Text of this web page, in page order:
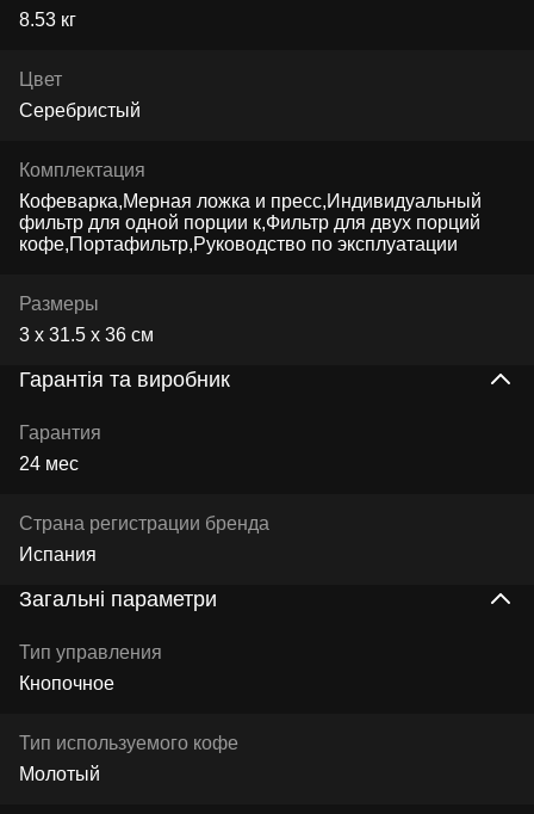
8.53 кг
Цвет
Серебристый
Комплектация
Кофеварка,Мерная ложка и пресс,Индивидуальный
фильтр для одной порции к,Фильтр для двух порций
кофе,Портафильтр,Руководство по эксплуатации
Размеры
3 х 31.5 х 36 см
Гарантія та виробник
Гарантия
24 мес
Страна регистрации бренда
Испания
Загальні параметри
Тип управления
Кнопочное
Тип используемого кофе
Молотый